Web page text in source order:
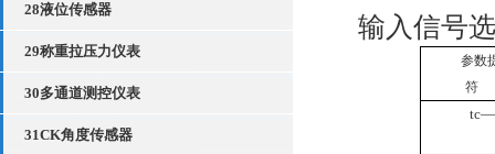
28液位传感器
29称重拉压力仪表
30多通道测控仪表
31CK角度传感器
输入信号
参数
符
tc―